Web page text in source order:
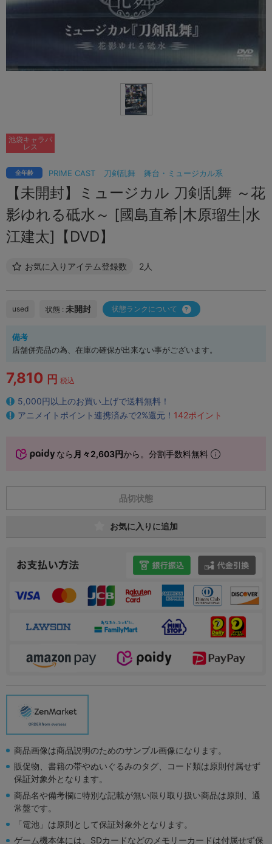
PRIME CAST 刀剣乱舞 舞台・ミュージカル系
全年齢
【未開封】ミュージカル 刀剣乱舞 ～花
影ゆれる砥水～ [國島直希|木原瑠生|水
江建太]【DVD】
お気に入りアイテム登録数 2人
池袋キャラパ
レス
used 状態 : 未開封 状態ランクについて
備考
店舗併売品の為、在庫の確保が出来ない事がございます。
7,810 円 税込
5,000円以上のお買い上げで送料無料！
アニメイトポイント連携済みで2%還元！ 142ポイント
なら 月々2,603円から。分割手数料無料
品切状態
お気に入りに追加
商品画像は商品説明のためのサンプル画像になります。
販促物、書籍の帯やぬいぐるみのタグ、コード類は原則付属せず
保証対象外となります。
商品名や備考欄に特別な記載が無い限り取り扱い商品は原則、通
常盤です。
「電池」は原則として保証対象外となります。
ゲーム機本体には、SDカードなどのメモリーカードは付属せず保